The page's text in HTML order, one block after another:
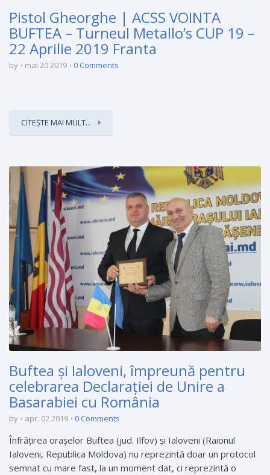
Pistol Gheorghe | ACSS VOINTA
BUFTEA – Turneul Metallo’s CUP 19 –
22 Aprilie 2019 Franta
by mai 20 2019 0 Comments
CITEȘTE MAI MULT...
Buftea și Ialoveni, împreună pentru
celebrarea Declaraţiei de Unire a
Basarabiei cu România
by apr. 02 2019 0 Comments
Înfrăţirea oraşelor Buftea (jud. Ilfov) şi Ialoveni (Raionul
Ialoveni, Republica Moldova) nu reprezintă doar un protocol
semnat cu mare fast, la un moment dat, ci reprezintă o